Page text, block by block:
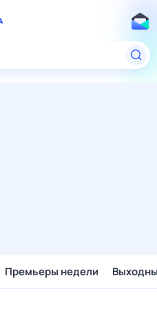
Премьеры недели